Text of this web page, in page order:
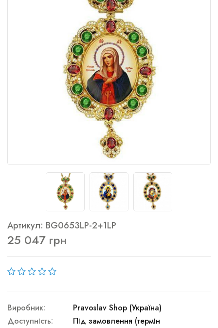
Артикул: BG0653LP-2+1LP
25 047 грн
Виробник:
Pravoslav Shop (Україна)
Доступність:
Під замовлення (термін